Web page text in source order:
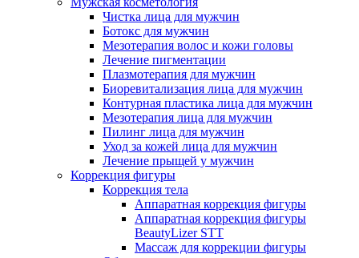
Чистка лица для мужчин
Ботокс для мужчин
Мезотерапия волос и кожи головы
Лечение пигментации
Плазмотерапия для мужчин
Биоревитализация лица для мужчин
Контурная пластика лица для мужчин
Мезотерапия лица для мужчин
Пилинг лица для мужчин
Уход за кожей лица для мужчин
Лечение прыщей у мужчин
Коррекция фигуры
Коррекция тела
Аппаратная коррекция фигуры
Аппаратная коррекция фигуры
BeautyLizer STT
Массаж для коррекции фигуры